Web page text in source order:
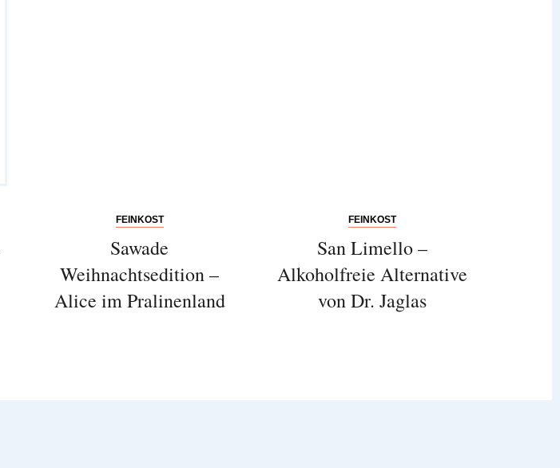
FEINKOST
Sawade
Weihnachtsedition –
Alice im Pralinenland
FEINKOST
San Limello –
Alkoholfreie Alternative
von Dr. Jaglas